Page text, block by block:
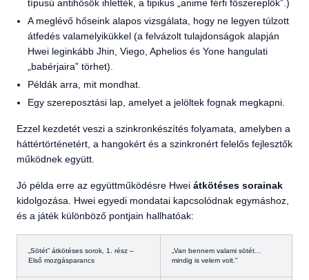
típusú antihősök ihlették, a tipikus „anime férfi főszereplők”.)
A meglévő hőseink alapos vizsgálata, hogy ne legyen túlzott
átfedés valamelyikükkel (a felvázolt tulajdonságok alapján
Hwei leginkább Jhin, Viego, Aphelios és Yone hangulati
„babérjaira” törhet).
Példák arra, mit mondhat.
Egy szereposztási lap, amelyet a jelöltek fognak megkapni.
Ezzel kezdetét veszi a szinkronkészítés folyamata, amelyben a
háttértörténetért, a hangokért és a szinkronért felelős fejlesztők
működnek együtt.
Jó példa erre az együttműködésre Hwei átkötéses sorainak
kidolgozása. Hwei egyedi mondatai kapcsolódnak egymáshoz,
és a játék különböző pontjain hallhatóak:
Sötét” átkötéses sorok, 1. rész –
Első mozgásparancs
Van bennem valami sötét…
mindig is velem volt.”